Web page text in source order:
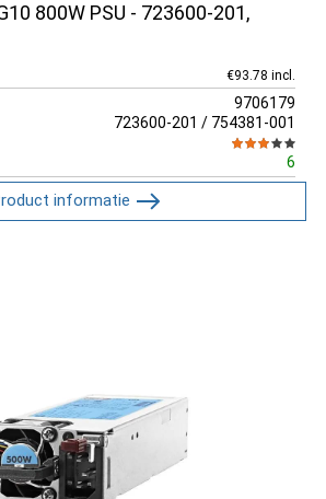
800W PSU - 723600-201,
€93.78 incl.
9706179
723600-201 / 754381-001
6
informatie